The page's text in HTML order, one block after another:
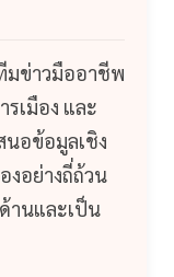
มข่าวมืออาชีพ
เมือง และ
นอข้อมูลเชิง
งอย่างถี่ถ้วน
านและเป็น